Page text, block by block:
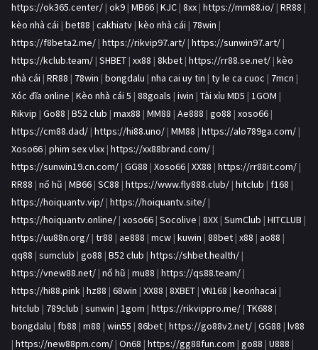
https://ok365.center/ | ok9 | MB66 | KJC | 8xx | https://mm88.io/ | RR88 |
kèo nhà cái | bet88 | cakhiatv | kèo nhà cái | 78win |
https://f8beta2.me/ | https://rikvip97.art/ | https://sunwin97.art/ |
https://kclub.team/ | SHBET | xx88 | 8kbet | https://rr88.se.net/ | kèo
nhà cái | RR88 | 78win | bongdalu | nha cai uy tin | ty le ca cuoc | 7mcn |
Xóc đĩa online | Kèo nhà cái 5 | 88goals | iwin | Tài xỉu MD5 | 1GOM |
Rikvip | Go88 | B52 club | max88 | MM88 | Ae888 | go88 | xoso66 |
https://cm88.dad/ | https://hi88.uno/ | MM88 | https://alo789ga.com/ |
Xoso66 | phim sex vlxx | https://xx88brand.com/ |
https://sunwin19.cn.com/ | GG88 | Xoso66 | XX88 | https://rr88it.com/ |
RR88 | nổ hũ | MB66 | SC88 | https://www.fly888.club/ | hitclub | f168 |
https://hoiquantv.vip/ | https://hoiquantv.site/ |
https://hoiquantv.online/ | xoso66 | Socolive | 8XX | SumClub | HITCLUB |
https://uu88n.org/ | tr88 | ae888 | mcw | kuwin | 88bet | x88 | ao88 |
qq88 | sumclub | go88 | B52 club | https://shbet.health/ |
https://vnew88.net/ | nổ hũ | mu88 | https://qs88.team/ |
https://hi88.pink | hz88 | 68win | XX88 | 8XBET | VN168 | keonhacai |
hitclub | 789club | sunwin | 1gom | https://rikvippro.me/ | TK688 |
bongdalu | fb88 | m88 | win55 | 86bet | https://go88v2.net/ | GG88 | lv88
| https://new88pm.com/ | On68 | https://gg88fun.com | go88 | U888 |